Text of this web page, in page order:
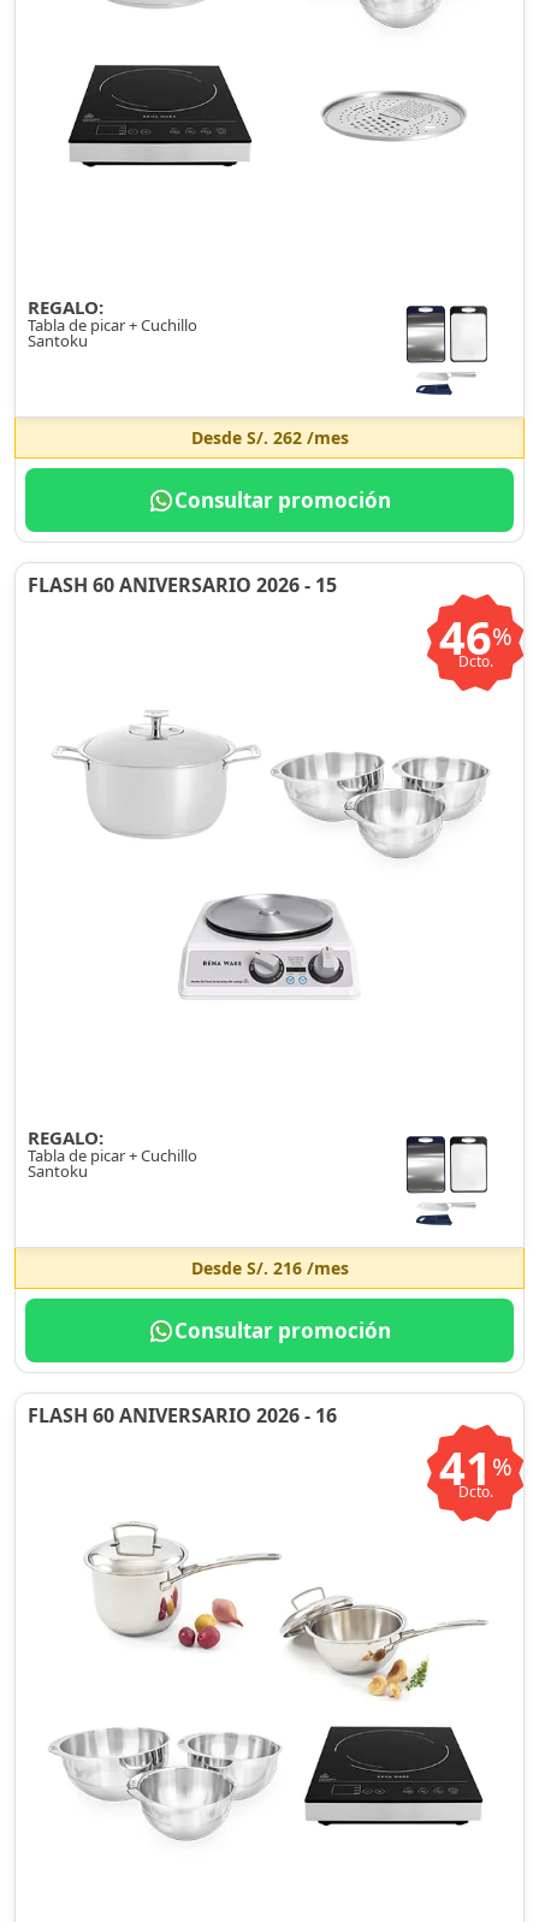
REGALO:
Tabla de picar + Cuchillo
Santoku
Desde S/. 262/mes
Consultar promoción
FLASH 60 ANIVERSARIO 2026 - 15
46%
Dcto.
REGALO:
Tabla de picar + Cuchillo
Santoku
Desde S/. 216/mes
Consultar promoción
FLASH 60 ANIVERSARIO 2026 - 16
41 %
Dcto.